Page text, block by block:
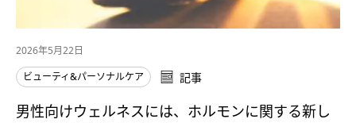
2026年5月22日
ビューティ&パーソナルケア
記事
男性向けウェルネスには、ホルモンに関する新し